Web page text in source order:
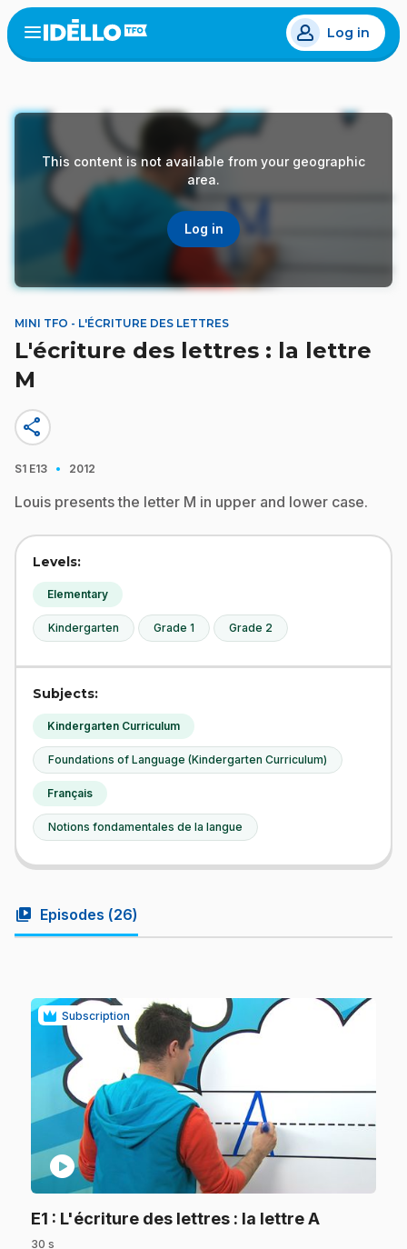
Skip
to
main
Open
menu
Log in
This content is not available from your geographic
area.
Log in
MINI TFO - L'ÉCRITURE DES LETTRES
L'écriture des lettres : la lettre
M
share
S1 E13 · 2012
Louis presents the letter M in upper and lower case.
Levels:
Elementary
Kindergarten Grade 1 Grade 2
Subjects:
Kindergarten Curriculum
Foundations of Language (Kindergarten Curriculum)
Français
Notions fondamentales de la langue
video_library Episodes (26)
Subscription
play_circle
E1 : L'écriture des lettres : la lettre A
30 s